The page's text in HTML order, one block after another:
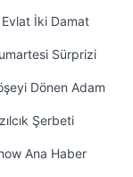
İki Damat
Sürprizi
Dönen Adam
Şerbeti
Ana Haber